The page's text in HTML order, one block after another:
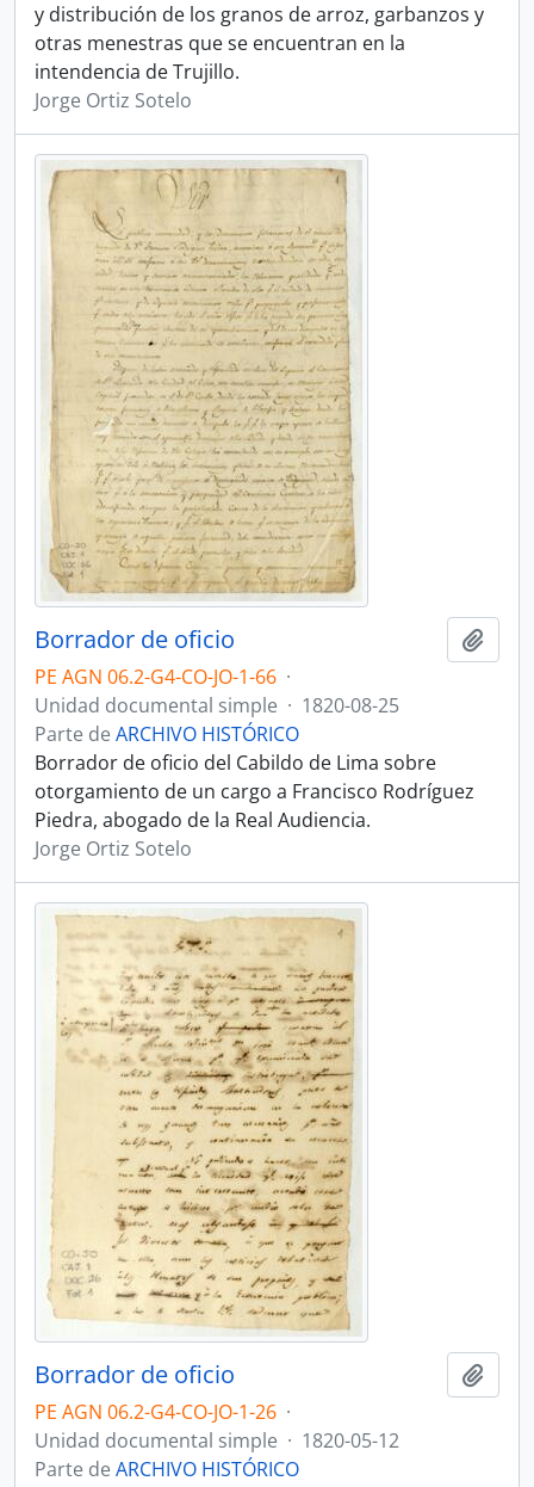
y distribución de los granos de arroz, garbanzos y
otras menestras que se encuentran en la
intendencia de Trujillo.
Jorge Ortiz Sotelo
Borrador de oficio
PE AGN 06.2-G4-CO-JO-1-66 ·
Unidad documental simple · 1820-08-25
Parte de ARCHIVO HISTÓRICO
Borrador de oficio del Cabildo de Lima sobre
otorgamiento de un cargo a Francisco Rodríguez
Piedra, abogado de la Real Audiencia.
Jorge Ortiz Sotelo
Borrador de oficio
PE AGN 06.2-G4-CO-JO-1-26 ·
Unidad documental simple · 1820-05-12
Parte de ARCHIVO HISTÓRICO